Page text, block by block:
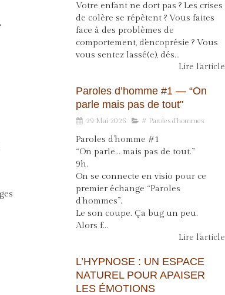
Votre enfant ne dort pas ? Les crises
de colère se répètent ? Vous faites
face à des problèmes de
comportement, d'encoprésie ? Vous
vous sentez lassé(e), dés...
Lire l'article
Paroles d’homme #1 — “On
parle mais pas de tout"
29 Mai 2026 # Paroles d'hommes
Paroles d’homme #1
“On parle… mais pas de tout.”
9h.
On se connecte en visio pour ce
premier échange “Paroles
d’hommes”.
Le son coupe. Ça bug un peu.
Alors f...
Lire l'article
L’HYPNOSE : UN ESPACE
NATUREL POUR APAISER
LES ÉMOTIONS